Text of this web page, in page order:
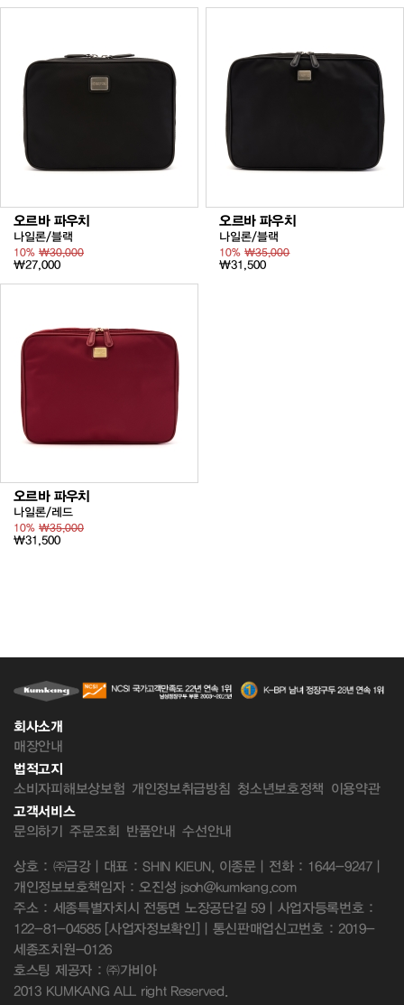
오르바 파우치
나일론/블랙
10% ₩30,000
₩27,000
오르바 파우치
나일론/블랙
10%₩35,000
₩31,500
오르바 파우치
나일론/레드
10% ₩35,000
₩31,500
회사소개
매장안내
법적고지
소비자피해보상보험 개인정보취급방침 청소년보호정책 이용약관
고객서비스
문의하기 주문조회 반품안내 수선안내
상호 : ㈜금강 | 대표 : SHIN KIEUN, 이종문 | 전화 : 1644-9247 |
개인정보보호책임자 : 오진성 jsoh@kumkang.com
주소 : 세종특별자치시 전동면 노장공단길 59 | 사업자등록번호 :
122-81-04585 [사업자정보확인] | 통신판매업신고번호 : 2019-
세종조치원-0126
호스팅 제공자 : ㈜가비아
2013 KUMKANG ALL right Reserved.